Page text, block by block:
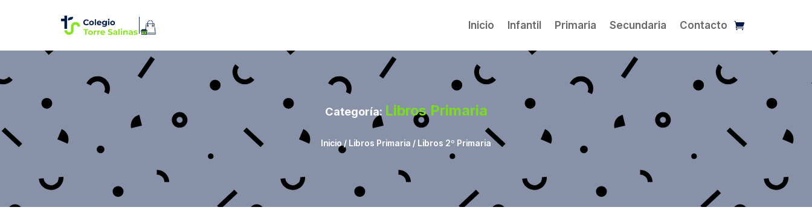
Inicio Infantil Primaria Secundaria Contacto
Categoría: Libros Primaria
Inicio / Libros Primaria / Libros 2º Primaria